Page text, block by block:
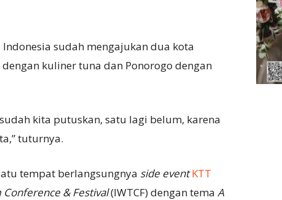
sudah mengajukan dua kota
kuliner tuna dan Ponorogo dengan
kita putuskan, satu lagi belum, karena
tuturnya.
tempat berlangsungnya side event KTT
& Festival(IWTCF) dengan tema A